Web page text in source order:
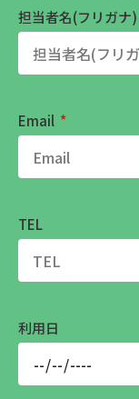
担当者名(フリガナ)
Email
TEL
利用日